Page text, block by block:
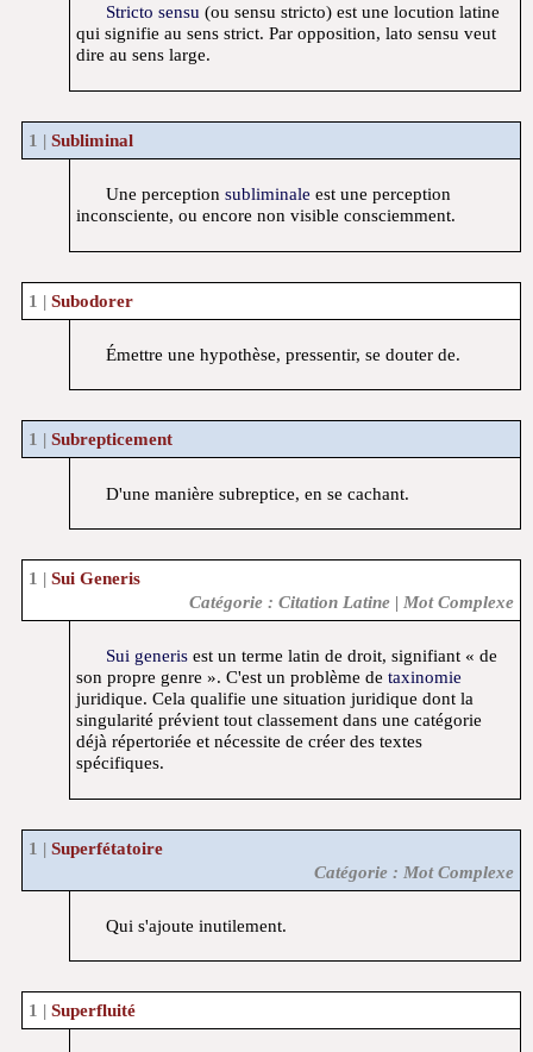
Stricto sensu (ou sensu stricto) est une locution latine
qui signifie au sens strict. Par opposition, lato sensu veut
dire au sens large.
Subliminal
Une perception subliminale est une perception
inconsciente, ou encore non visible consciemment.
Subodorer
Émettre une hypothèse, pressentir, se douter de.
Subrepticement
D'une manière subreptice, en se cachant.
Sui Generis
Catégorie : Citation Latine | Mot Complexe
Sui generis est un terme latin de droit, signifiant « de
son propre genre ». C'est un problème de taxinomie
juridique. Cela qualifie une situation juridique dont la
singularité prévient tout classement dans une catégorie
déjà répertoriée et nécessite de créer des textes
spécifiques.
Superfétatoire
Catégorie : Mot Complexe
Qui s'ajoute inutilement.
Superfluité